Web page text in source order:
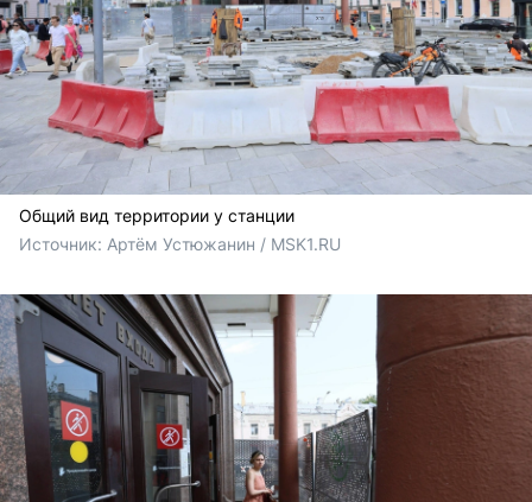
Общий вид территории у станции
Источник: Артём Устюжанин / MSK1.RU